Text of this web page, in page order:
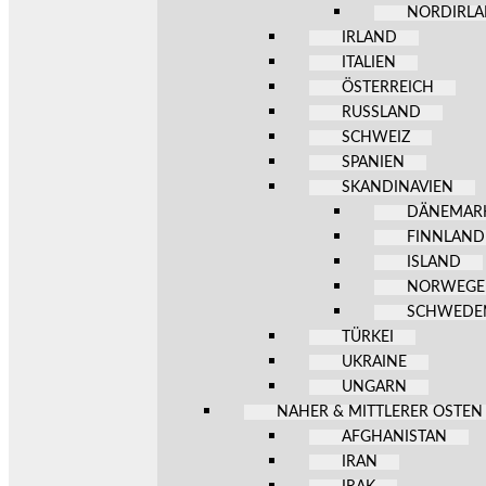
IRLAND
ITALIEN
ÖSTERREICH
RUSSLAND
SCHWEIZ
SPANIEN
SKANDINAVIEN
FINNLAND
ISLAND
TÜRKEI
UKRAINE
UNGARN
NAHER & MITTLERER OSTEN
AFGHANISTAN
IRAN